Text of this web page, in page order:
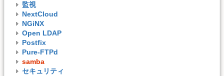
監視
NextCloud
NGiNX
Open LDAP
Postfix
Pure-FTPd
samba
セキュリティ